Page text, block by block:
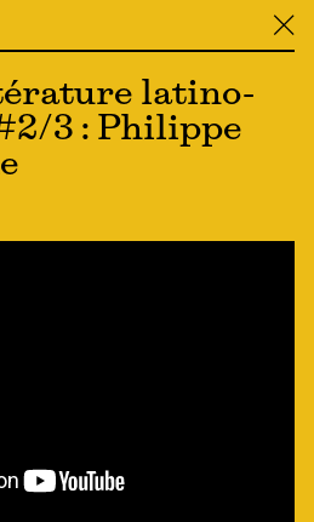
╳
latino-
3 : Philippe